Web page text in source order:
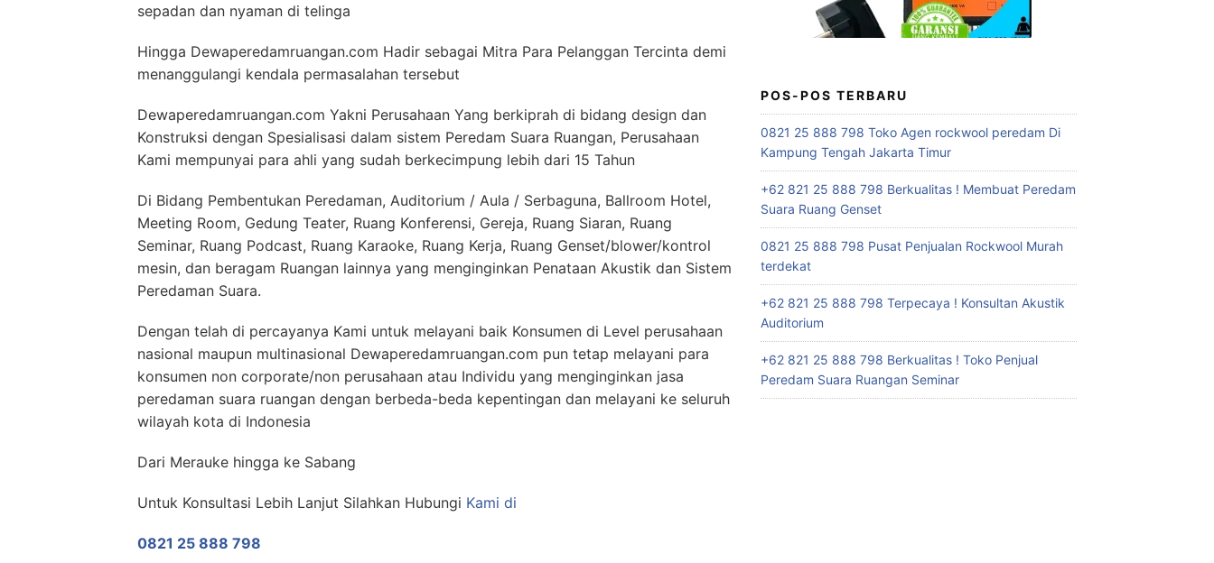
sepadan dan nyaman di telinga
Hingga Dewaperedamruangan.com Hadir sebagai Mitra Para Pelanggan Tercinta demi
menanggulangi kendala permasalahan tersebut
Dewaperedamruangan.com Yakni Perusahaan Yang berkiprah di bidang design dan
Konstruksi dengan Spesialisasi dalam sistem Peredam Suara Ruangan, Perusahaan
Kami mempunyai para ahli yang sudah berkecimpung lebih dari 15 Tahun
Di Bidang Pembentukan Peredaman, Auditorium / Aula / Serbaguna, Ballroom Hotel,
Meeting Room, Gedung Teater, Ruang Konferensi, Gereja, Ruang Siaran, Ruang
Seminar, Ruang Podcast, Ruang Karaoke, Ruang Kerja, Ruang Genset/blower/kontrol
mesin, dan beragam Ruangan lainnya yang menginginkan Penataan Akustik dan Sistem
Peredaman Suara.
Dengan telah di percayanya Kami untuk melayani baik Konsumen di Level perusahaan
nasional maupun multinasional Dewaperedamruangan.com pun tetap melayani para
konsumen non corporate/non perusahaan atau Individu yang menginginkan jasa
peredaman suara ruangan dengan berbeda-beda kepentingan dan melayani ke seluruh
wilayah kota di Indonesia
Dari Merauke hingga ke Sabang
Untuk Konsultasi Lebih Lanjut Silahkan Hubungi Kami di
0821 25 888 798
POS-POS TERBARU
0821 25 888 798 Toko Agen rockwool peredam Di
Kampung Tengah Jakarta Timur
+62 821 25 888 798 Berkualitas ! Membuat Peredam
Suara Ruang Genset
0821 25 888 798 Pusat Penjualan Rockwool Murah
terdekat
+62 821 25 888 798 Terpecaya ! Konsultan Akustik
Auditorium
+62 821 25 888 798 Berkualitas ! Toko Penjual
Peredam Suara Ruangan Seminar